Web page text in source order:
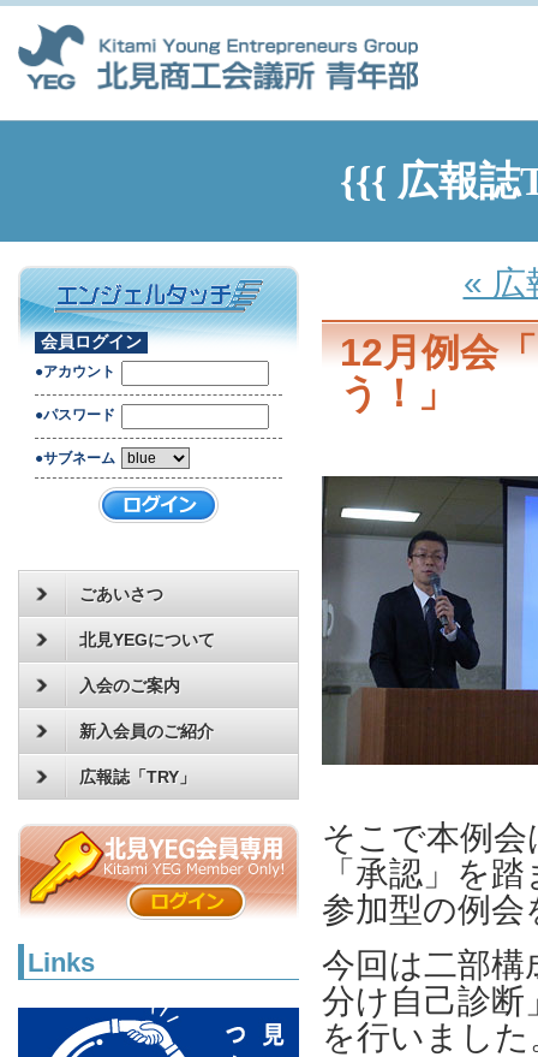
{{{ 広報誌
« 広
12月例会
う！」
そこで本例
「承認」を
参加型の例
今回は二部
分け自己診
を行いました
会員ログイン
●アカウント
●パスワード
●サブネーム
ごあいさつ
北見YEGについて
入会のご案内
新入会員のご紹介
広報誌「TRY」
Links